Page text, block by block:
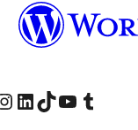
Threads
página do Facebook
nossa conta do Instagram
Acessar nossa conta do LinkedIn
Acessar nossa conta do TikTok
Acessar nosso canal do YouTube
Acessar nossa conta no Tumblr